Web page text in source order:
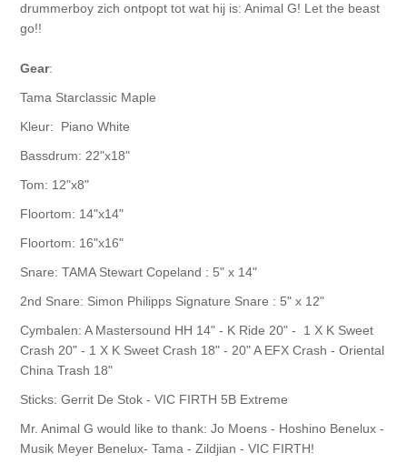
TOURMAP
ARTWORK
drummerboy zich ontpopt tot wat hij is: Animal G! Let the beast
go!!
Gear:
Tama Starclassic Maple
Kleur: Piano White
Bassdrum: 22"x18"
Tom: 12"x8"
Floortom: 14"x14"
Floortom: 16"x16"
Snare: TAMA Stewart Copeland : 5" x 14"
2nd Snare: Simon Philipps Signature Snare : 5" x 12"
Cymbalen: A Mastersound HH 14" - K Ride 20" - 1 X K Sweet
Crash 20" - 1 X K Sweet Crash 18" - 20" A EFX Crash - Oriental
China Trash 18"
Sticks: Gerrit De Stok - VIC FIRTH 5B Extreme
Mr. Animal G would like to thank: Jo Moens - Hoshino Benelux -
Musik Meyer Benelux- Tama - Zildjian - VIC FIRTH!